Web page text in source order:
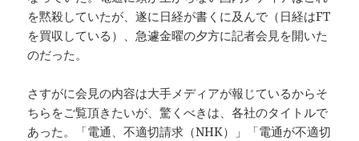
を黙殺していたが、遂に日経が書くに及んで（日経はFT
を買収している）、急遽金曜の夕方に記者会見を開いた
のだった。
さすがに会見の内容は大手メディアが報じているからそ
ちらをご覧頂きたいが、驚くべきは、各社のタイトルで
あった。「電通、不適切請求（NHK）」「電通が不適切